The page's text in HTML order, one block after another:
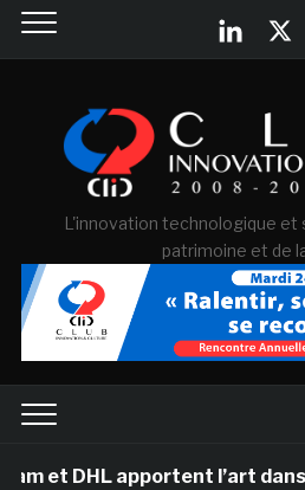
L'innovation technologique et
patrimoine et de
apportent l’art dans les